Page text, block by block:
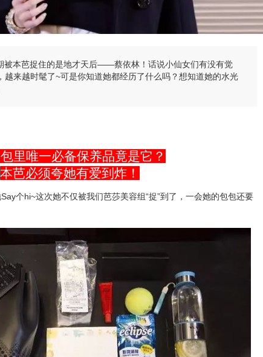
被本芭捉住的是地才天后——蔡依林！话说小仙女们有没有觉
越来越时髦了~可是你知道她都经历了什么吗？想知道她的水光
里唯一必备保养品竟是它？
本芭必须夸她有爱到炸！
个hi~这次她不仅被我们芭莎美容组“捉”到了，一会她的包包还要